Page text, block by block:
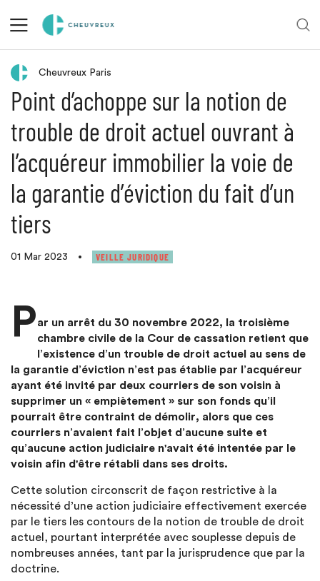
Retour aux actualités
Cheuvreux Paris
Point d’achoppe sur la notion de
trouble de droit actuel ouvrant à
l’acquéreur immobilier la voie de
la garantie d’éviction du fait d’un
tiers
01 Mar 2023 • VEILLE JURIDIQUE
Par un arrêt du 30 novembre 2022, la troisième
chambre civile de la Cour de cassation retient que
l’existence d’un trouble de droit actuel au sens de
la garantie d’éviction n’est pas établie par l’acquéreur
ayant été invité par deux courriers de son voisin à
supprimer un « empiètement » sur son fonds qu’il
pourrait être contraint de démolir, alors que ces
courriers n’avaient fait l’objet d’aucune suite et
qu’aucune action judiciaire n'avait été intentée par le
voisin afin d'être rétabli dans ses droits.
Cette solution circonscrit de façon restrictive à la
nécessité d’une action judiciaire effectivement exercée
par le tiers les contours de la notion de trouble de droit
actuel, pourtant interprétée avec souplesse depuis de
nombreuses années, tant par la jurisprudence que par la
doctrine.